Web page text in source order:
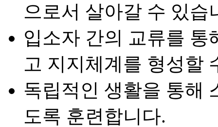
으로서 살아갈 수 있습
입소자 간의 교류를
고 지지체계를 형성할
독립적인 생활을 통해
도록 훈련합니다.